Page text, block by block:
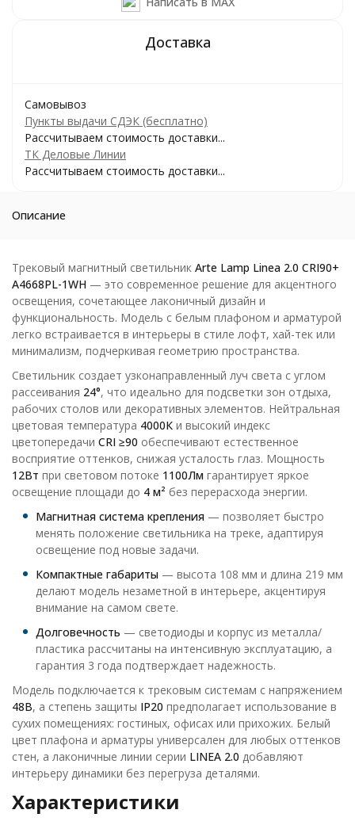
Самовывоз
Пункты выдачи СДЭК (бесплатно)
Рассчитываем стоимость доставки...
ТК Деловые Линии
Рассчитываем стоимость доставки...
Описание
Трековый магнитный светильник Arte Lamp Linea 2.0 CRI90+
A4668PL-1WH — это современное решение для акцентного
освещения, сочетающее лаконичный дизайн и
функциональность. Модель с белым плафоном и арматурой
легко встраивается в интерьеры в стиле лофт, хай-тек или
минимализм, подчеркивая геометрию пространства.
Светильник создает узконаправленный луч света с углом
рассеивания 24°, что идеально для подсветки зон отдыха,
рабочих столов или декоративных элементов. Нейтральная
цветовая температура 4000К и высокий индекс
цветопередачи CRI ≥90 обеспечивают естественное
восприятие оттенков, снижая усталость глаз. Мощность
12Вт при световом потоке 1100Лм гарантирует яркое
освещение площади до 4 м² без перерасхода энергии.
Магнитная система крепления — позволяет быстро
менять положение светильника на треке, адаптируя
освещение под новые задачи.
Компактные габариты — высота 108 мм и длина 219 мм
делают модель незаметной в интерьере, акцентируя
внимание на самом свете.
Долговечность — светодиоды и корпус из металла/
пластика рассчитаны на интенсивную эксплуатацию, а
гарантия 3 года подтверждает надежность.
Модель подключается к трековым системам с напряжением
48В, а степень защиты IP20 предполагает использование в
сухих помещениях: гостиных, офисах или прихожих. Белый
цвет плафона и арматуры универсален для любых оттенков
стен, а лаконичные линии серии LINEA 2.0 добавляют
интерьеру динамики без перегруза деталями.
Характеристики